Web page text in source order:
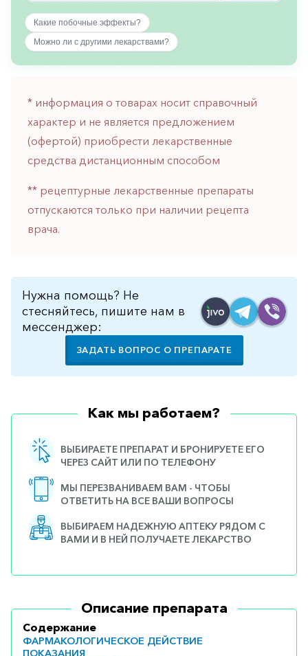
Пульмонология
Сердечные
Урология
Ухо-
горло-
нос
Хирургия
Щитовидная
железа
Какие побочные эффекты?
Можно ли с другими лекарствами?
* информация о товарах носит справочный
характер и не является предложением
(офертой) приобрести лекарственные
средства дистанционным способом
** рецептурные лекарственные препараты
отпускаются только при наличии рецепта
врача.
Нужна помощь? Не
стесняйтесь, пишите нам в
мессенджер:
ЗАДАТЬ ВОПРОС О ПРЕПАРАТЕ
Как мы работаем?
ВЫБИРАЕТЕ ПРЕПАРАТ И БРОНИРУЕТЕ ЕГО
ЧЕРЕЗ САЙТ ИЛИ ПО ТЕЛЕФОНУ
МЫ ПЕРЕЗВАНИВАЕМ ВАМ - ЧТОБЫ
ОТВЕТИТЬ НА ВСЕ ВАШИ ВОПРОСЫ
ВЫБИРАЕМ НАДЕЖНУЮ АПТЕКУ РЯДОМ С
ВАМИ И В НЕЙ ПОЛУЧАЕТЕ ЛЕКАРСТВО
Описание препарата
Содержание
ФАРМАКОЛОГИЧЕСКОЕ ДЕЙСТВИЕ
ПОКАЗАНИЯ